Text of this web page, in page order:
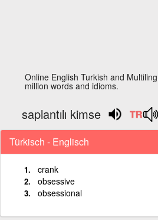
Online English Turkish and
million words and idioms.
saplantılı kimse
Türkisch - Englisch
crank
obsessive
obsessional